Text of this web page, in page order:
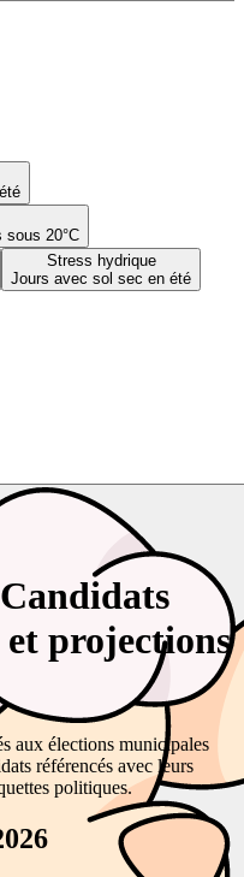
sous 20°C
Stress hydrique
Jours avec sol sec en été
projections
aux élections municipales
référencés avec leurs
politiques.